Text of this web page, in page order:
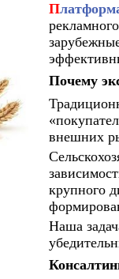
П
Почему
внешних
крупного
Наша